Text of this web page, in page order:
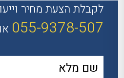
לקבלת הצעת מחיר
055-9378-507